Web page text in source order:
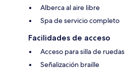
Alberca al aire libre
Spa de servicio completo
Facilidades de acceso
Acceso para silla de ruedas
Señalización braille